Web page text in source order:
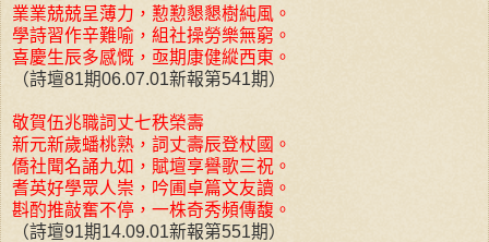
業業兢兢呈薄力，懃懃懇懇樹純風。
學詩習作辛難喻，組社操勞樂無窮。
喜慶生辰多感慨，亟期康健縱西東。
（詩壇81期06.07.01新報第541期）
敬賀伍兆職詞丈七秩榮壽
新元新歲蟠桃熟，詞丈壽辰登杖國。
僑社聞名誦九如，賦壇享譽歌三祝。
耆英好學眾人崇，吟圃卓篇文友讀。
斟酌推敲奮不停，一株奇秀頻傳馥。
（詩壇91期14.09.01新報第551期）